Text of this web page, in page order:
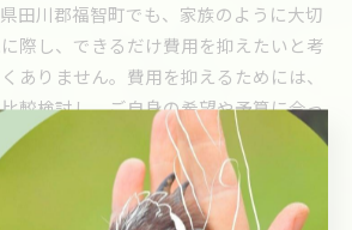
田川郡福智町でも、家族のように大切
際し、できるだけ費用を抑えたいと考
ありません。費用を抑えるためには、
較検討し、ご自身の希望や予算に合っ
が大切です。
でなく合同火葬を選択することで料金
ります。また、出張費無料や明朗な料